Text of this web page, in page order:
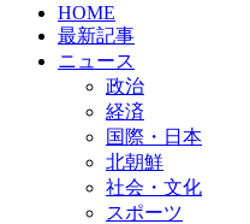
HOME
最新記事
ニュース
政治
経済
国際・日本
北朝鮮
社会・文化
スポーツ